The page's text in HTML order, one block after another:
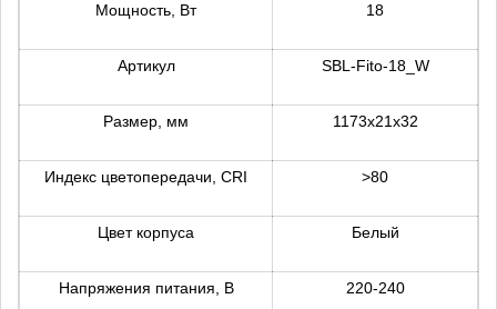
Мощность, Вт 18
Артикул SBL-Fito-18_W
Размер, мм 1173x21x32
Индекс цветопередачи, CRI >80
Цвет корпуса Белый
Напряжения питания, В 220-240